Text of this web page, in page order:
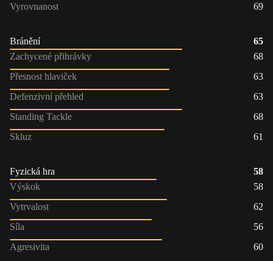
Vyrovnanost
69
Bránění
65
Zachycené přihrávky
68
Přesnost hlaviček
63
Defenzivní přehled
63
Standing Tackle
68
Skluz
61
Fyzická hra
58
Výskok
58
Vytrvalost
62
Síla
56
Agresivita
60